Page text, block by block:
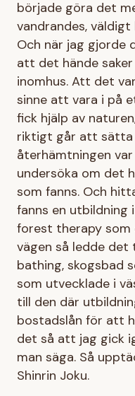
började göra det
vandrandes,
Och när jag gjorde
att det hände
inomhus. Att det
sinne att vara i på
fick hjälp av
riktigt går att sätta
återhämtningen
undersöka om det
som fanns. Och
fanns en utbildning
forest therapy som
vägen så ledde det
bathing, skogsbad
som utvecklade i
till den där
bostadslån för att
det så att jag gick
man säga. Så
Shinrin Joku.